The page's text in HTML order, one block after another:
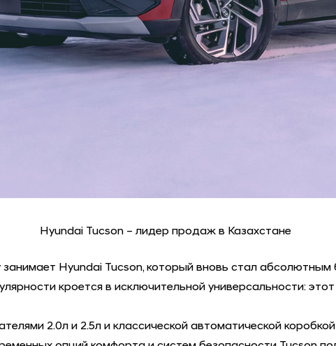
Hyundai Tucson – лидер продаж в Казахстане
Hyundai Tucson, который вновь стал
кроется в исключительной универсальности:
2.0л и 2.5л и классической автоматической